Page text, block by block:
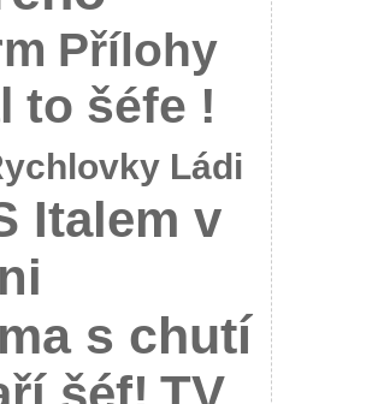
Přílohy
to šéfe !
Ládi
Italem v
s chutí